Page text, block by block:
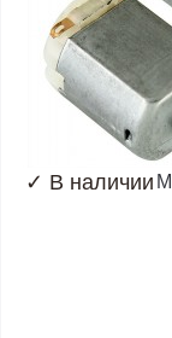
✓ В наличии